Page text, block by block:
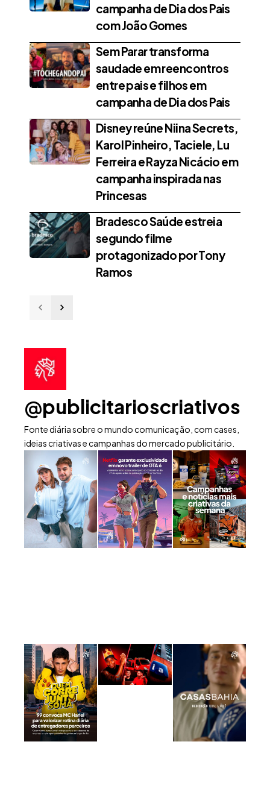
campanha de Dia dos Pais
com João Gomes
Sem Parar transforma
saudade em reencontros
entre pais e filhos em
campanha de Dia dos Pais
Disney reúne Niina Secrets,
Karol Pinheiro, Taciele, Lu
Ferreira e Rayza Nicácio em
campanha inspirada nas
Princesas
Bradesco Saúde estreia
segundo filme
protagonizado por Tony
Ramos
@publicitarioscriativos
Fonte diária sobre o mundo comunicação, com cases,
ideias criativas e campanhas do mercado publicitário.